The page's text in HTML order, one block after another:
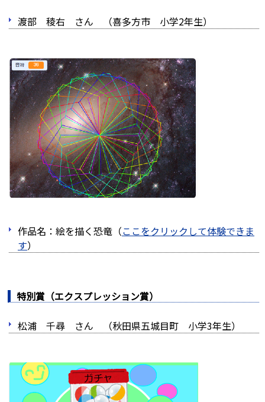
渡部 稜右 さん （喜多方市 小学2年生）
作品名：絵を描く恐竜（ここをクリックして体験できま
す）
特別賞（エクスプレッション賞）
松浦 千尋 さん （秋田県五城目町 小学3年生）